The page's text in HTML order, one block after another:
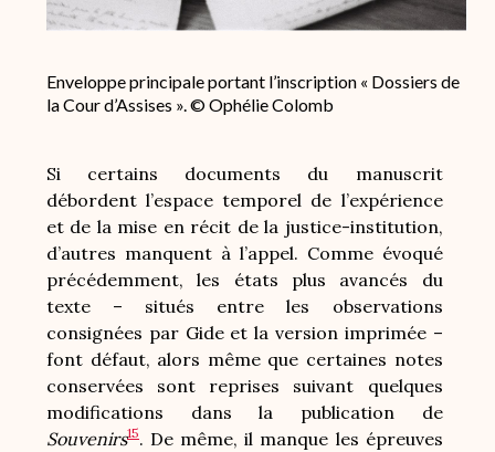
Enveloppe principale portant l’inscription « Dossiers de
la Cour d’Assises ». © Ophélie Colomb
Si certains documents du manuscrit
débordent l’espace temporel de l’expérience
et de la mise en récit de la justice-institution,
d’autres manquent à l’appel. Comme évoqué
précédemment, les états plus avancés du
texte – situés entre les observations
consignées par Gide et la version imprimée –
font défaut, alors même que certaines notes
conservées sont reprises suivant quelques
modifications dans la publication de
Souvenirs15. De même, il manque les épreuves